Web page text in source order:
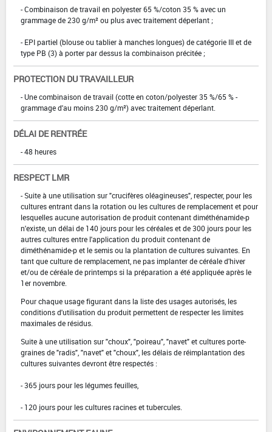
- Combinaison de travail en polyester 65 %/coton 35 % avec un
grammage de 230 g/m² ou plus avec traitement déperlant ;
- EPI partiel (blouse ou tablier à manches longues) de catégorie III et de
type PB (3) à porter par dessus la combinaison précitée ;
PROTECTION DU TRAVAILLEUR
- Une combinaison de travail (cotte en coton/polyester 35 %/65 % -
grammage d'au moins 230 g/m²) avec traitement déperlant.
DÉLAI DE RENTRÉE
- 48 heures
RESPECT LMR
- Suite à une utilisation sur "crucifères oléagineuses", respecter, pour les
cultures entrant dans la rotation ou les cultures de remplacement et pour
lesquelles aucune autorisation de produit contenant diméthénamide-p
n'existe, un délai de 140 jours pour les céréales et de 300 jours pour les
autres cultures entre l'application du produit contenant de
diméthénamide-p et le semis ou la plantation de cultures suivantes. En
tant que culture de remplacement, ne pas implanter de céréale d'hiver
et/ou de céréale de printemps si la préparation a été appliquée après le
1er novembre.
Pour chaque usage figurant dans la liste des usages autorisés, les
conditions d'utilisation du produit permettent de respecter les limites
maximales de résidus.
Suite à une utilisation sur "choux", "poireau", "navet" et cultures porte-
graines de "radis", "navet" et "choux", les délais de réimplantation des
cultures suivantes devront être respectés :
- 365 jours pour les légumes feuilles,
- 120 jours pour les cultures racines et tubercules.